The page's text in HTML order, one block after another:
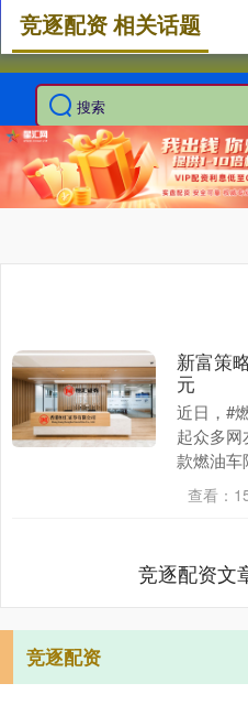
竞逐配资 相关话题
新富策
元
近日，#
起众多
款燃油车
今年已
款降幅....
查看：
竞逐配资文
竞逐配资